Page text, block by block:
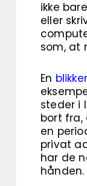
ikke
eller
som, at
En
steder i
bort fra,
en
privat
har de
hånden.